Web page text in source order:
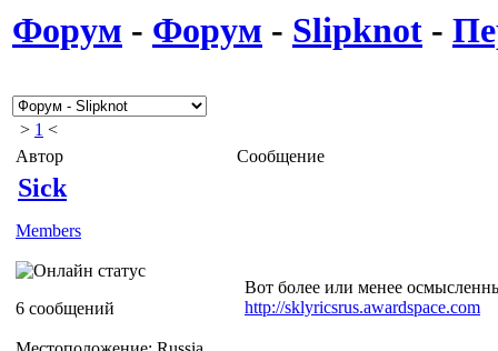
Форум - Форум - Slipknot -
> 1 <
Автор
Сообщение
Sick
Members
6 сообщений
Вот более или менее
http://sklyricsrus.awardspace.com